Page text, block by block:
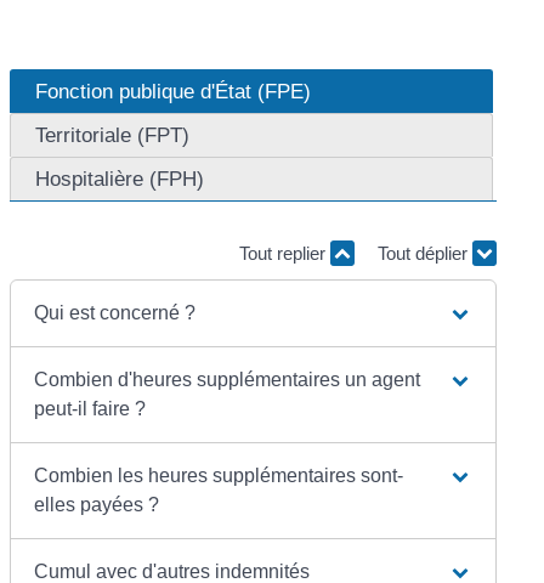
Fonction publique d'État (FPE)
Territoriale (FPT)
Hospitalière (FPH)
Tout replier Tout déplier
Qui est concerné ?
Combien d'heures supplémentaires un agent
peut-il faire ?
Combien les heures supplémentaires sont-
elles payées ?
Cumul avec d'autres indemnités